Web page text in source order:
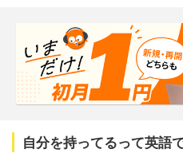
自分を持ってるって英語